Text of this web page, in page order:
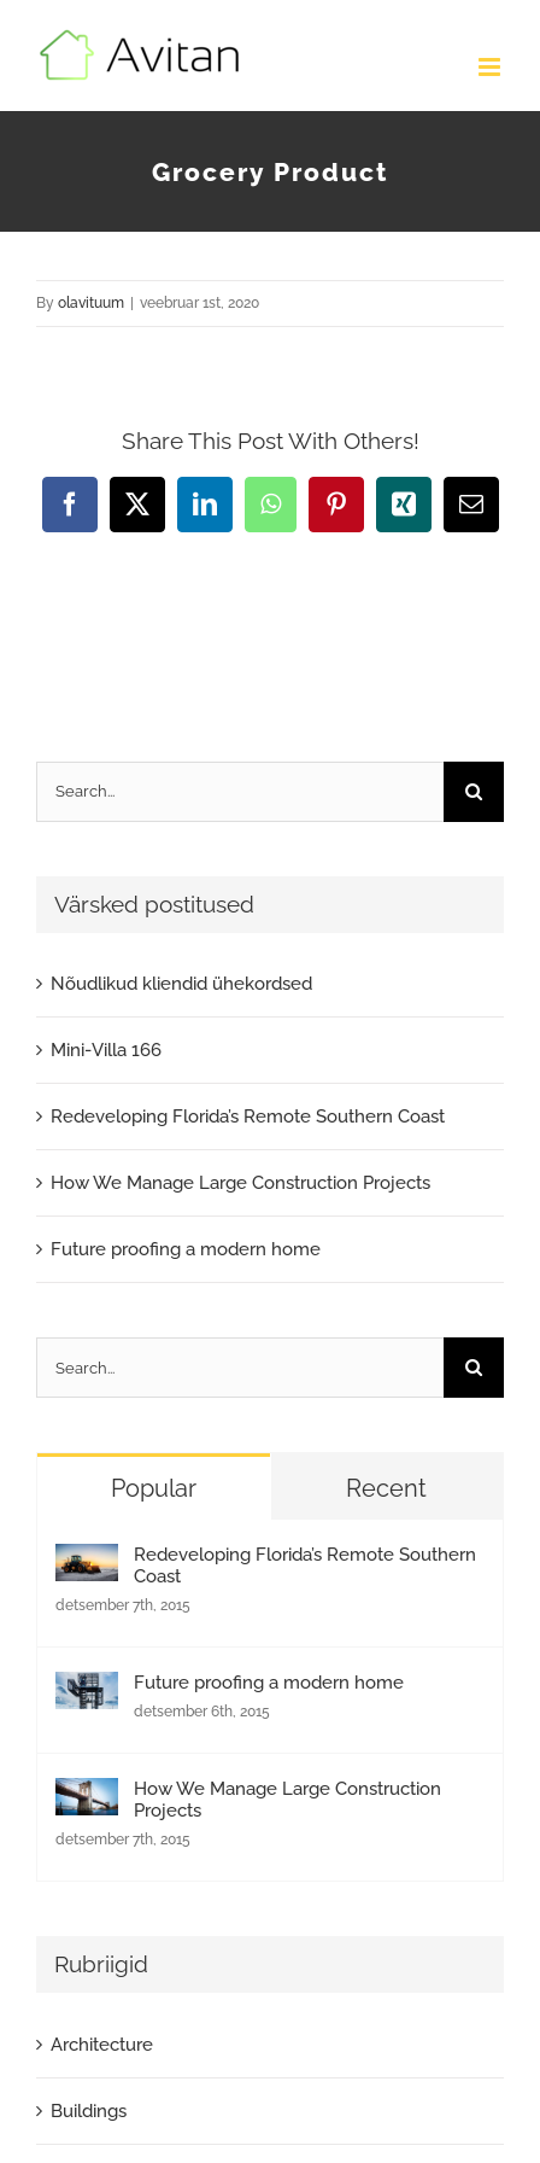
Grocery Product
By olavituum veebruar 1st, 2020
Share This Post With Others!
Facebook
X LinkedInWhatsAppPinterestXing Email
for:
Värsked postitused
Nõudlikud kliendid ühekordsed
Mini-Villa 166
Redeveloping Florida’s Remote Southern Coast
How We Manage Large Construction Projects
Future proofing a modern home
for:
Popular Recent
Redeveloping Florida’s Remote Southern
Coast
detsember 7th, 2015
Future proofing a modern home
detsember 6th, 2015
How We Manage Large Construction
Projects
detsember 7th, 2015
Rubriigid
Architecture
Buildings